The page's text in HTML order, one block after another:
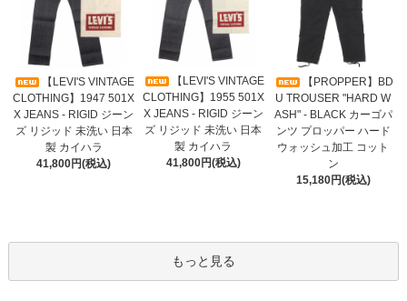
【LEVI'S VINTAGE
CLOTHING】1947 501X
X JEANS - RIGID ジーン
ズ リジッド 未洗い 日本
製 カイハラ
41,800円(税込)
【LEVI'S VINTAGE
CLOTHING】1955 501X
X JEANS - RIGID ジーン
ズ リジッド 未洗い 日本
製 カイハラ
41,800円(税込)
【PROPPER】BD
U TROUSER "HARD W
ASH" - BLACK カーゴパ
ンツ プロッパー ハード
ウォッシュ加工 コット
ン
15,180円(税込)
もっと見る